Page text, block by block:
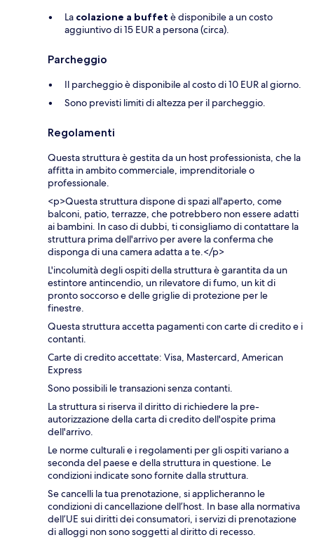
La colazione a buffet è disponibile a un costo
aggiuntivo di 15 EUR a persona (circa).
Parcheggio
Il parcheggio è disponibile al costo di 10 EUR al giorno.
Sono previsti limiti di altezza per il parcheggio.
Regolamenti
Questa struttura è gestita da un host professionista, che la
affitta in ambito commerciale, imprenditoriale o
professionale.
<p>Questa struttura dispone di spazi all'aperto, come
balconi, patio, terrazze, che potrebbero non essere adatti
ai bambini. In caso di dubbi, ti consigliamo di contattare la
struttura prima dell'arrivo per avere la conferma che
disponga di una camera adatta a te.</p>
L'incolumità degli ospiti della struttura è garantita da un
estintore antincendio, un rilevatore di fumo, un kit di
pronto soccorso e delle griglie di protezione per le
finestre.
Questa struttura accetta pagamenti con carte di credito e i
contanti.
Carte di credito accettate: Visa, Mastercard, American
Express
Sono possibili le transazioni senza contanti.
La struttura si riserva il diritto di richiedere la pre-
autorizzazione della carta di credito dell'ospite prima
dell'arrivo.
Le norme culturali e i regolamenti per gli ospiti variano a
seconda del paese e della struttura in questione. Le
condizioni indicate sono fornite dalla struttura.
Se cancelli la tua prenotazione, si applicheranno le
condizioni di cancellazione dell’host. In base alla normativa
dell’UE sui diritti dei consumatori, i servizi di prenotazione
di alloggi non sono soggetti al diritto di recesso.